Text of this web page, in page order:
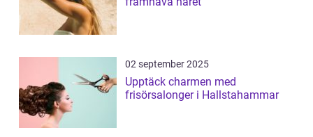
02 september 2025
Upptäck charmen med
frisörsalonger i Hallstahammar